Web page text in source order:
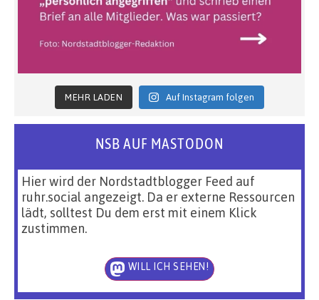
MEHR LADEN Auf Instagram folgen
NSB AUF MASTODON
Hier wird der Nordstadtblogger Feed auf
ruhr.social angezeigt. Da er externe Ressourcen
lädt, solltest Du dem erst mit einem Klick
zustimmen.
WILL ICH SEHEN!